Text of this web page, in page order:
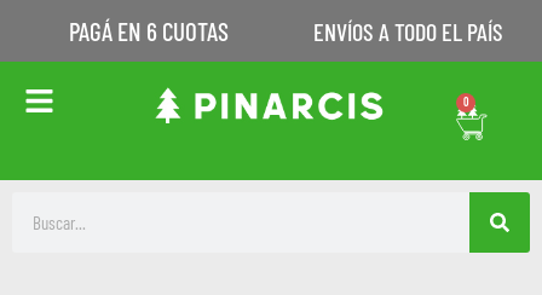
PAGÁ EN 6 CUOTAS ENVÍOS A TODO EL PAÍS
0